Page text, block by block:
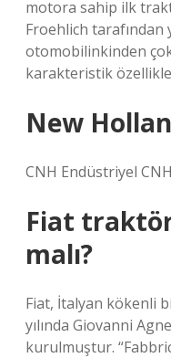
motora sahip ilk
Froehlich tarafından
otomobilinkinden
karakteristik
New
CNH Endüstriyel
Fiat
malı?
Fiat, İtalyan kökenli
yılında Giovanni
kurulmuştur.